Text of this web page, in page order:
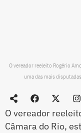
O vereador reeleito Rogério
uma das mais
O vereador
Câmara do Rio,